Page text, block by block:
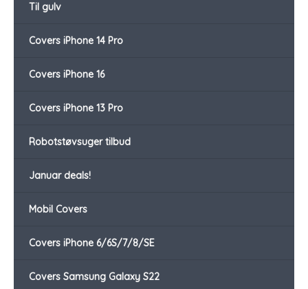
Til gulv
Covers iPhone 14 Pro
Covers iPhone 16
Covers iPhone 13 Pro
Robotstøvsuger tilbud
Januar deals!
Mobil Covers
Covers iPhone 6/6S/7/8/SE
Covers Samsung Galaxy S22